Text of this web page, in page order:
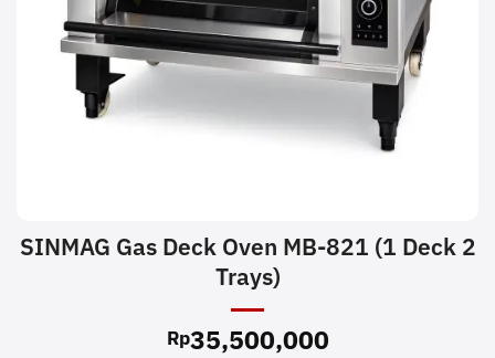
SINMAG Gas Deck Oven MB-821 (1 Deck 2
Trays)
Rp35,500,000